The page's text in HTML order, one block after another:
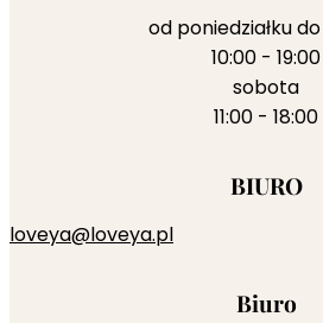
od poniedziałku
10:00 - 19:00
sobota
11:00 - 18:00
BIURO
loveya@loveya.pl
Biuro